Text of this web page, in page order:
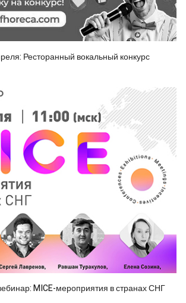
Ресторанный вокальный конкурс
MICE-мероприятия в странах СНГ